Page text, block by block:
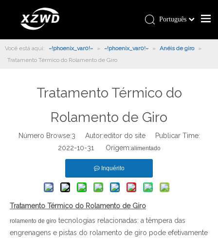
Português
Você está aqui: ~!phoenix_var0!~ » ~!phoenix_var0!~ » Anéis de giro
»
Tratamento Térmico do Rolamento de Giro
Tratamento Térmico do
Rolamento de Giro
Número Browse:3 Autor:editor do site Publicar Time:
2022-10-31 Origem:alimentado
Inquérito
Tratamento Térmico do Rolamento de Giro
rolamento de giro tecnologias relacionadas: a têmpera das
engrenagens e pistas do rolamento de giro pode efetivamente